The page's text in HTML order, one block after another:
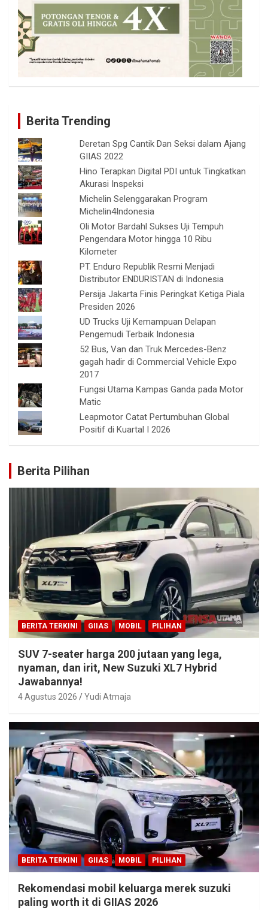
Berita Trending
Deretan Spg Cantik Dan Seksi dalam Ajang
GIIAS 2022
Hino Terapkan Digital PDI untuk Tingkatkan
Akurasi Inspeksi
Michelin Selenggarakan Program
Michelin4Indonesia
Oli Motor Bardahl Sukses Uji Tempuh
Pengendara Motor hingga 10 Ribu
Kilometer
PT. Enduro Republik Resmi Menjadi
Distributor ENDURISTAN di Indonesia
Persija Jakarta Finis Peringkat Ketiga Piala
Presiden 2026
UD Trucks Uji Kemampuan Delapan
Pengemudi Terbaik Indonesia
52 Bus, Van dan Truk Mercedes-Benz
gagah hadir di Commercial Vehicle Expo
2017
Fungsi Utama Kampas Ganda pada Motor
Matic
Leapmotor Catat Pertumbuhan Global
Positif di Kuartal I 2026
Berita Pilihan
BERITA TERKINI GIIAS MOBIL PILIHAN
SUV 7-seater harga 200 jutaan yang lega,
nyaman, dan irit, New Suzuki XL7 Hybrid
Jawabannya!
4 Agustus 2026 Yudi Atmaja
BERITA TERKINI GIIAS MOBIL PILIHAN
Rekomendasi mobil keluarga merek suzuki
paling worth it di GIIAS 2026